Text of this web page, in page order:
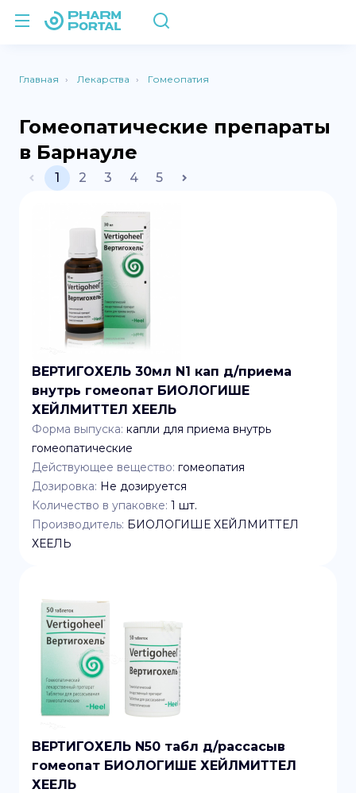
Главная Лекарства Гомеопатия
Гомеопатические препараты
в Барнауле
1 2 3 4 5
ВЕРТИГОХЕЛЬ 30мл N1 кап д/приема
внутрь гомеопат БИОЛОГИШЕ
ХЕЙЛМИТТЕЛ ХЕЕЛЬ
Форма выпуска: капли для приема внутрь
гомеопатические
Действующее вещество: гомеопатия
Дозировка: Не дозируется
Количество в упаковке: 1 шт.
Производитель: БИОЛОГИШЕ ХЕЙЛМИТТЕЛ
ХЕЕЛЬ
ВЕРТИГОХЕЛЬ N50 табл д/рассасыв
гомеопат БИОЛОГИШЕ ХЕЙЛМИТТЕЛ
ХЕЕЛЬ